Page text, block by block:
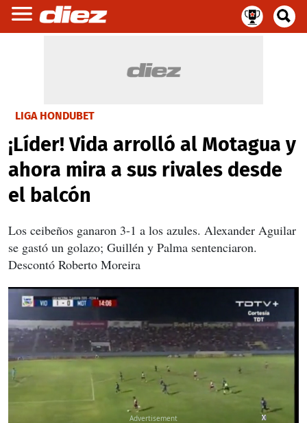
LIGA HONDUBET
¡Líder! Vida arrolló al Motagua y
ahora mira a sus rivales desde
el balcón
Los ceibeños ganaron 3-1 a los azules. Alexander Aguilar
se gastó un golazo; Guillén y Palma sentenciaron.
Descontó Roberto Moreira
X
X
X